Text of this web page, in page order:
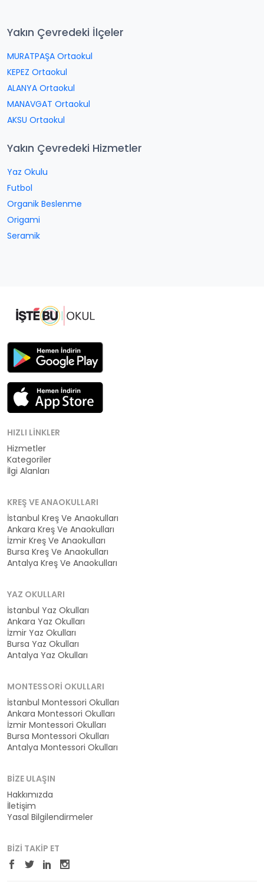
Yakın Çevredeki İlçeler
MURATPAŞA Ortaokul
KEPEZ Ortaokul
ALANYA Ortaokul
MANAVGAT Ortaokul
AKSU Ortaokul
Yakın Çevredeki Hizmetler
Yaz Okulu
Futbol
Organik Beslenme
Origami
Seramik
HIZLI LINKLER
Hizmetler
Kategoriler
İlgi Alanları
KREŞ VE ANAOKULLARI
İstanbul Kreş Ve Anaokulları
Ankara Kreş Ve Anaokulları
İzmir Kreş Ve Anaokulları
Bursa Kreş Ve Anaokulları
Antalya Kreş Ve Anaokulları
YAZ OKULLARI
İstanbul Yaz Okulları
Ankara Yaz Okulları
İzmir Yaz Okulları
Bursa Yaz Okulları
Antalya Yaz Okulları
MONTESSORI OKULLARI
İstanbul Montessori Okulları
Ankara Montessori Okulları
İzmir Montessori Okulları
Bursa Montessori Okulları
Antalya Montessori Okulları
BIZE ULAŞIN
Hakkımızda
İletişim
Yasal Bilgilendirmeler
BIZI TAKIP ET